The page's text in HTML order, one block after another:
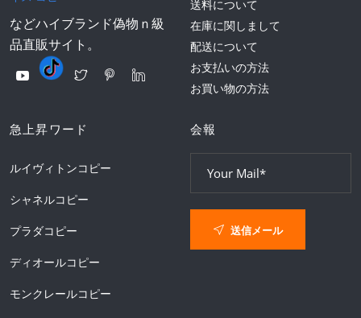
などハイブランド偽物ｎ級
品直販サイト。
送料について
在庫に関しまして
配送について
お支払いの方法
お買い物の方法
急上昇ワード
ルイヴィトンコピー
シャネルコピー
プラダコピー
ディオールコピー
モンクレールコピー
会報
送信メール